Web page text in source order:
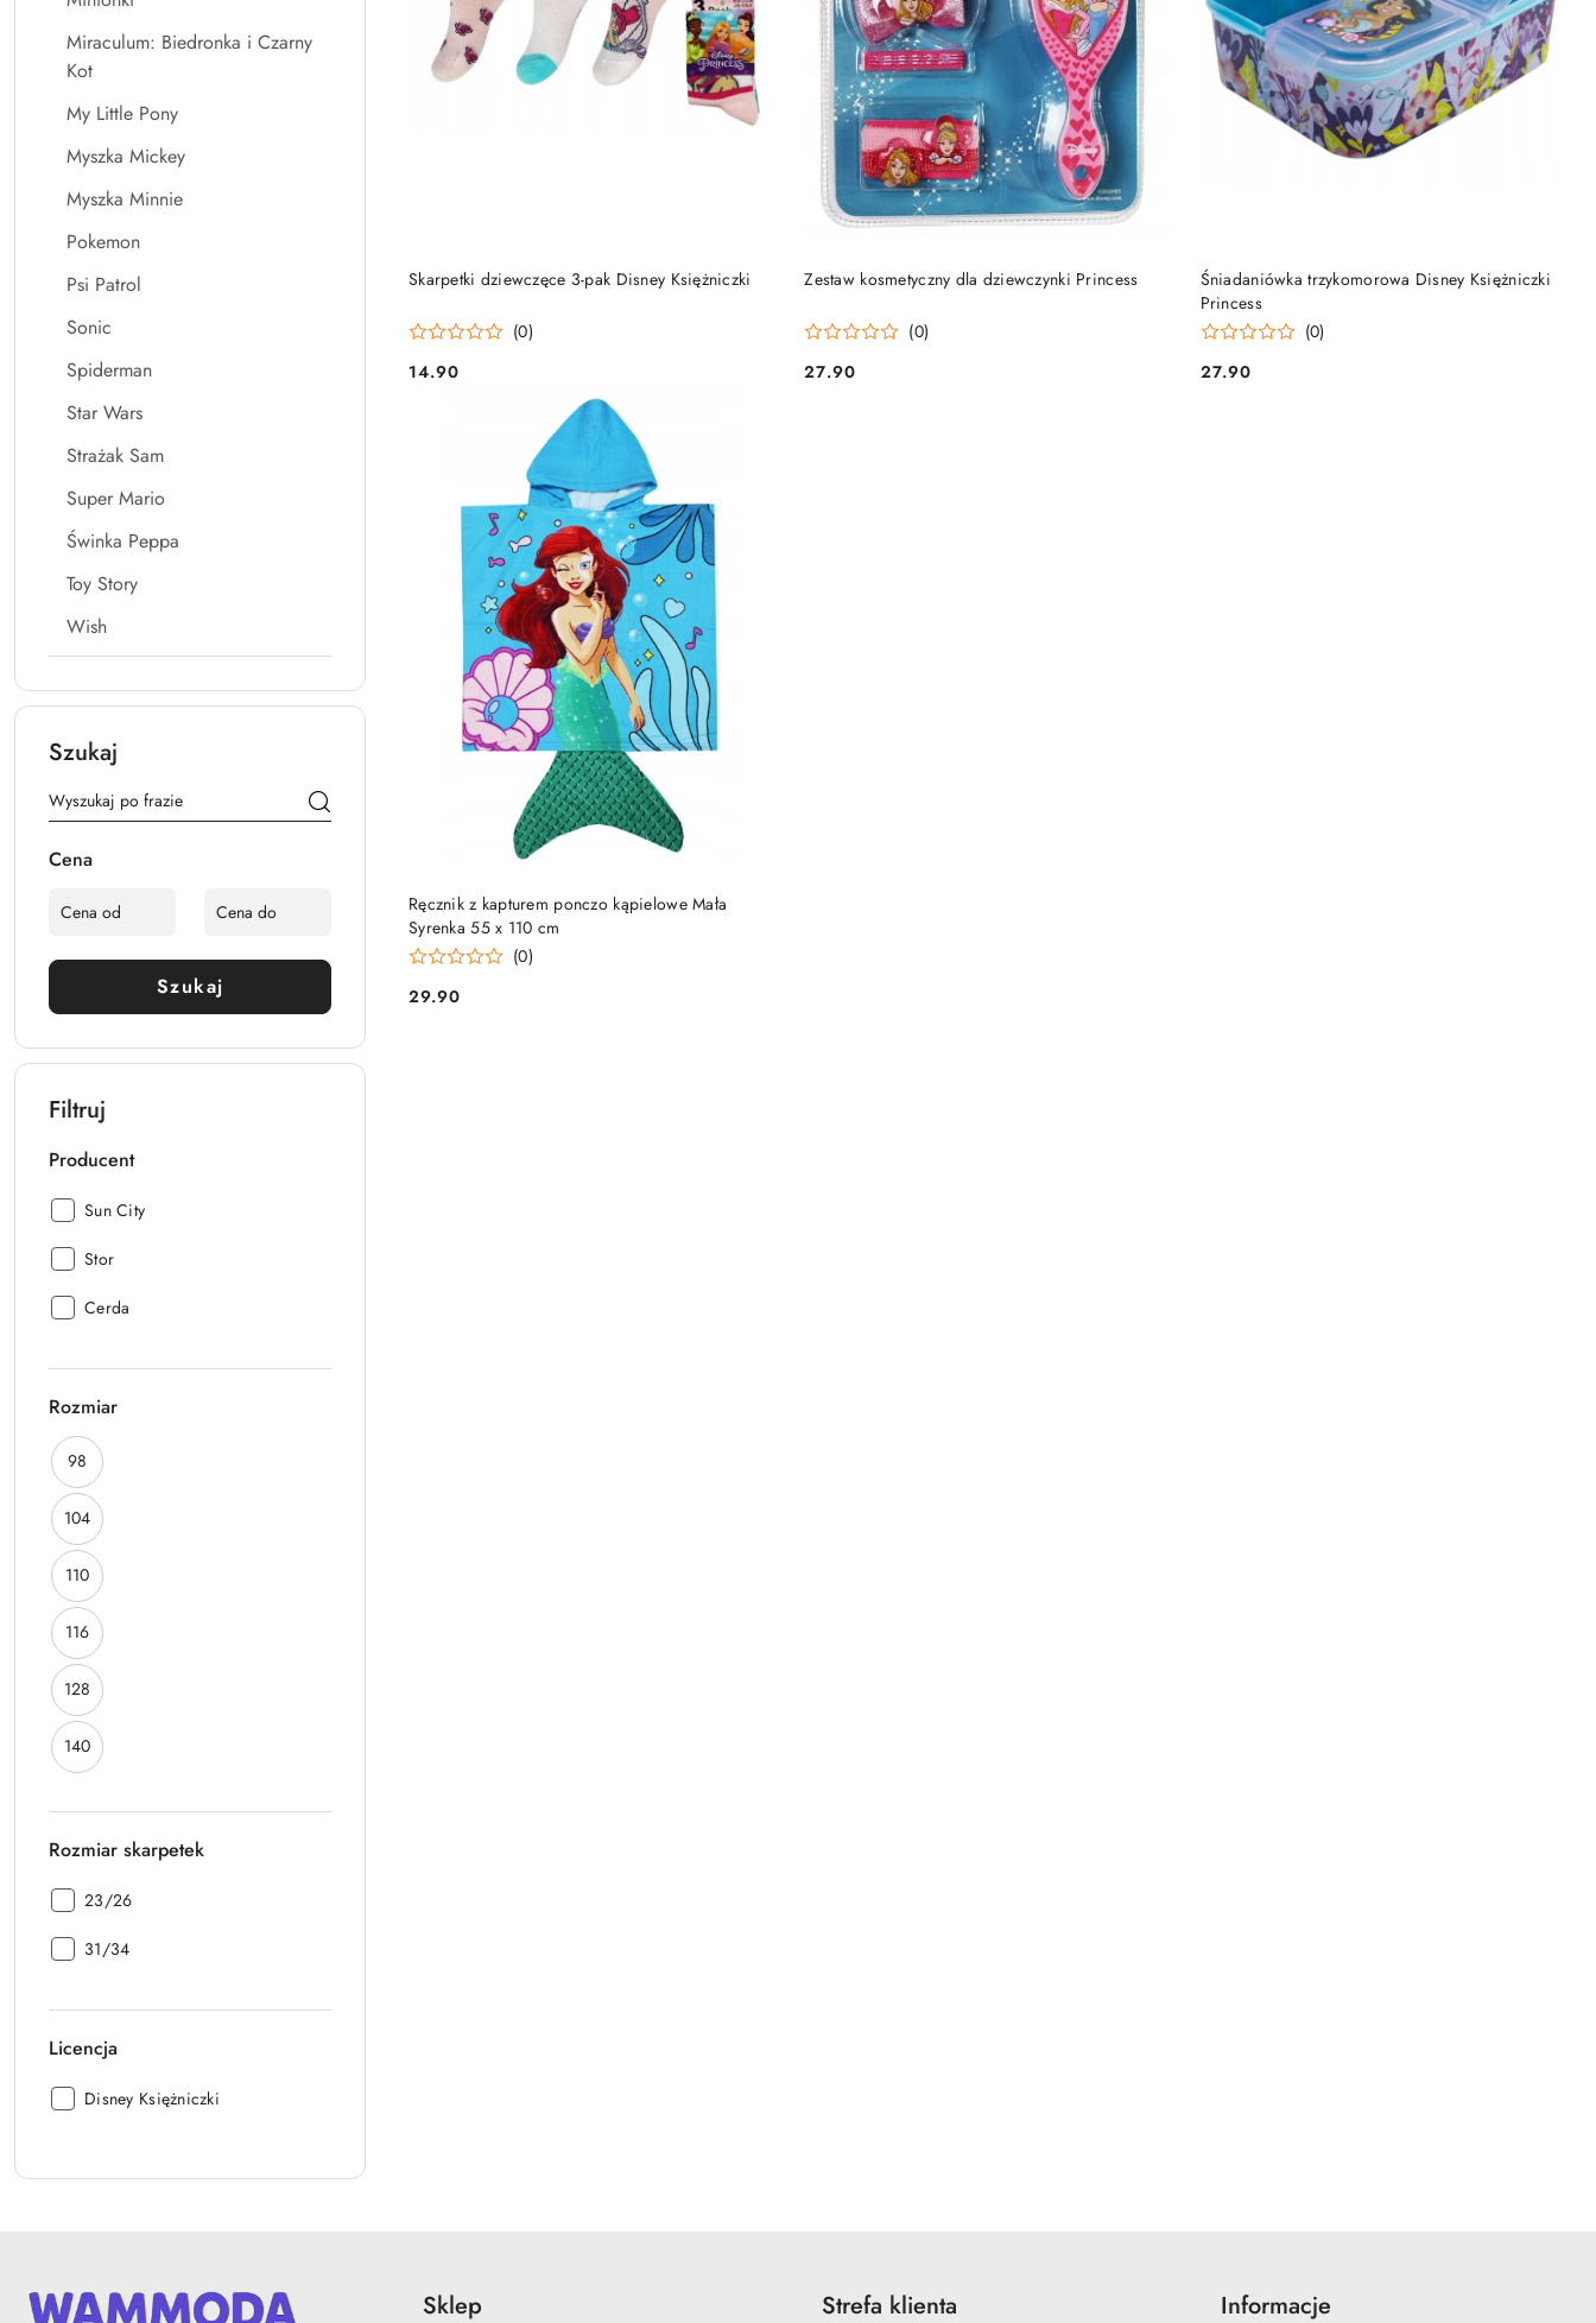
Miraculum: Biedronka i Czarny
Kot
My Little Pony
Myszka Mickey
Myszka Minnie
Pokemon
Psi Patrol
Sonic
Spiderman
Star Wars
Strażak Sam
Super Mario
Świnka Peppa
Toy Story
Wish
Szukaj
Cena
Szukaj
Filtruj
Producent
Producent:
Sun City
Producent:
Stor
Producent:
Cerda
Rozmiar
Rozmiar:
98
Rozmiar:
104
Rozmiar:
110
Rozmiar:
116
Rozmiar:
128
Rozmiar:
140
Rozmiar skarpetek
Rozmiar
23/26
Rozmiar
31/34
Licencja
Licencja:
Disney Księżniczki
Skarpetki dziewczęce 3-pak Disney Księżniczki
(0)
Cena:
14.90
DO KOSZYKA Zestaw kosmetyczny dla dziewczynki Princess
(0)
Cena:
27.90
DO KOSZYKA
Śniadaniówka trzykomorowa Disney Księżniczki
Princess
(0)
Cena:
27.90
DO KOSZYKA
Ręcznik z kapturem ponczo kąpielowe Mała
Syrenka 55 x 110 cm
(0)
Cena:
29.90
PRODUKT NIEDOSTĘPNY
Sklep Strefa klienta Informacje